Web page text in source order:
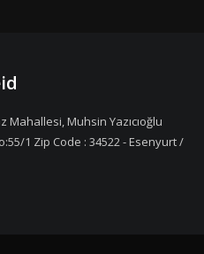
Mahallesi, Muhsin Yazıcıoğlu
1 Zip Code : 34522 - Esenyurt /